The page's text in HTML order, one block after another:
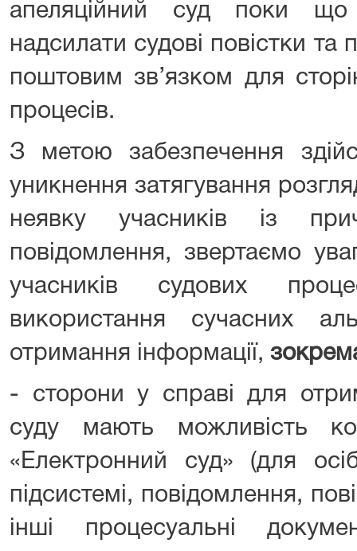
апеляційний суд поки
надсилати судові повістки та
поштовим зв’язком для
процесів.
З метою забезпечення
уникнення затягування
неявку учасників із
повідомлення, звертаємо
учасників судових
використання сучасних
отримання інформації,
- сторони у справі для
суду мають можливість
«Електронний суд» (для
підсистемі, повідомлення,
інші процесуальні